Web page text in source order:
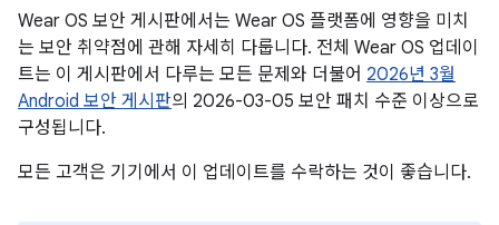
Wear OS 보안 게시판에서는 Wear OS 플랫폼에 영향을 미치
는 보안 취약점에 관해 자세히 다룹니다. 전체 Wear OS 업데이
트는 이 게시판에서 다루는 모든 문제와 더불어 2026년 3월
Android 보안 게시판의 2026-03-05 보안 패치 수준 이상으로
구성됩니다.
모든 고객은 기기에서 이 업데이트를 수락하는 것이 좋습니다.